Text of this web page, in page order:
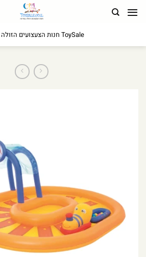
לתוכן
ToySale חנות הצעצועים הזולה במדינה